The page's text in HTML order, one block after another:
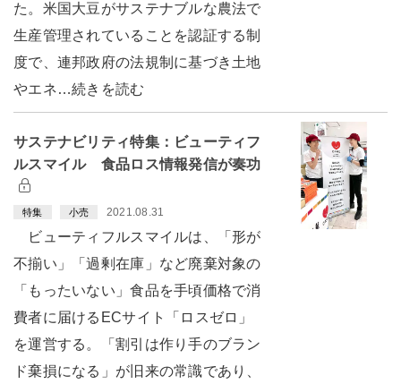
た。米国大豆がサステナブルな農法で
生産管理されていることを認証する制
度で、連邦政府の法規制に基づき土地
やエネ…続きを読む
サステナビリティ特集：ビューティフ
ルスマイル 食品ロス情報発信が奏功
特集 小売 2021.08.31
ビューティフルスマイルは、「形が
不揃い」「過剰在庫」など廃棄対象の
「もったいない」食品を手頃価格で消
費者に届けるECサイト「ロスゼロ」
を運営する。「割引は作り手のブラン
ド棄損になる」が旧来の常識であり、